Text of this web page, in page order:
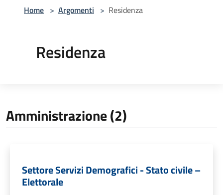
Home > Argomenti > Residenza
Residenza
Amministrazione (2)
Settore Servizi Demografici - Stato civile –
Elettorale